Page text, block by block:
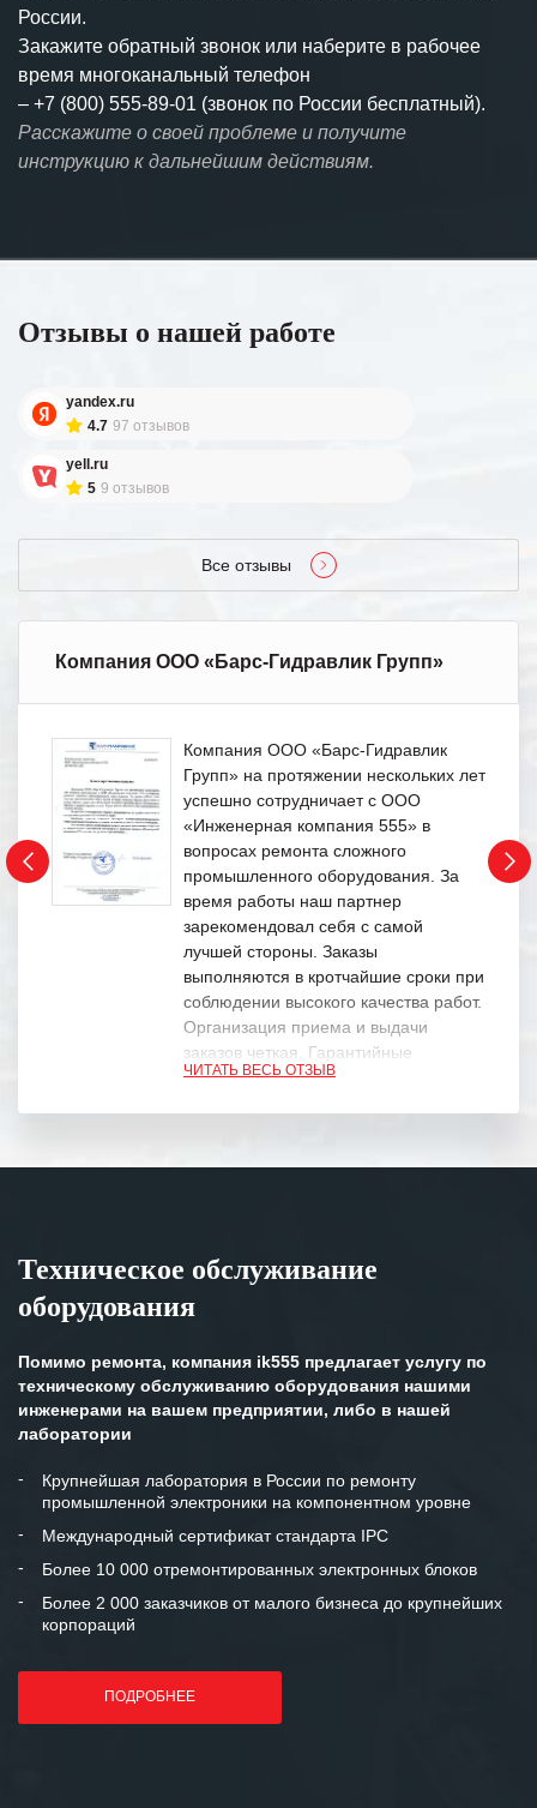
России.
Закажите обратный звонок или наберите в рабочее
время многоканальный телефон
– +7 (800) 555-89-01 (звонок по России бесплатный).
Расскажите о своей проблеме и получите
инструкцию к дальнейшим действиям.
Отзывы о нашей работе
yandex.ru
4.7 97 отзывов
yell.ru
5 9 отзывов
Все отзывы
Компания ООО «Барс-Гидравлик Групп»
Компания ООО «Барс-Гидравлик
Групп» на протяжении нескольких лет
успешно сотрудничает с ООО
«Инженерная компания 555» в
вопросах ремонта сложного
промышленного оборудования. За
время работы наш партнер
зарекомендовал себя с самой
лучшей стороны. Заказы
выполняются в кротчайшие сроки при
соблюдении высокого качества работ.
Организация приема и выдачи
заказов четкая. Гарантийные
обязательства выполняются в
Особенно хочется отметить высокую
клиентоориентированность
готовность помочь в самых сложных
Мы высоко ценим сложившиеся
и доверительные партнерские
отношения и искренне желаем
«Инженерной компании «555» долгих
лет успеха и процветания.
ЧИТАТЬ ВЕСЬ ОТЗЫВ
Техническое обслуживание
оборудования
Помимо ремонта, компания ik555 предлагает услугу по
техническому обслуживанию оборудования нашими
инженерами на вашем предприятии, либо в нашей
лаборатории
Крупнейшая лаборатория в России по ремонту
промышленной электроники на компонентном уровне
Международный сертификат стандарта IPC
Более 10 000 отремонтированных электронных блоков
Более 2 000 заказчиков от малого бизнеса до крупнейших
корпораций
ПОДРОБНЕЕ